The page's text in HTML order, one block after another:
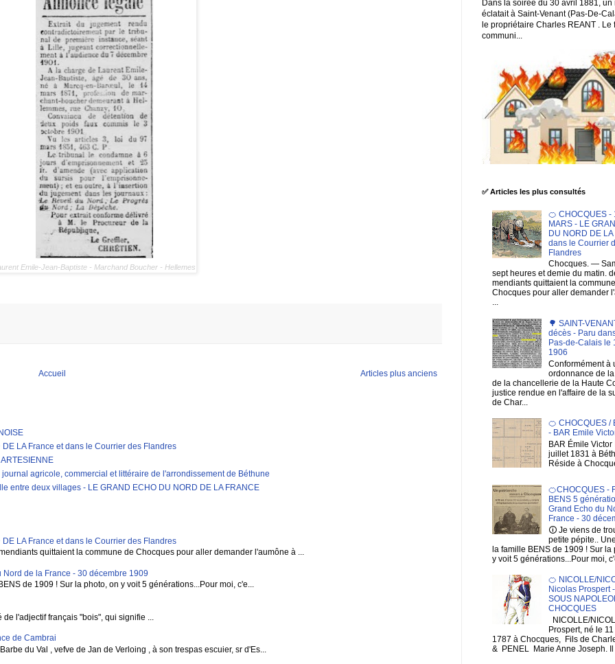
Emile-Jean-Baptiste - Marchand Boucher - Hellemes
Articles plus anciens
Accueil
LA France et dans le Courrier des Flandres
agricole, commercial et littéraire de l'arrondissement de Béthune
entre deux villages - LE GRAND ECHO DU NORD DE LA FRANCE
LA France et dans le Courrier des Flandres
quittaient la commune de Chocques pour aller demander l'aumône à ...
de la France - 30 décembre 1909
de 1909 ! Sur la photo, on y voit 5 générations...Pour moi, c'e...
l'adjectif français "bois", qui signifie ...
de Cambrai
du Val , vefve de Jan de Verloing , à son trespas escuier, sr d'Es...
Dans la soirée du 30 avril 1881,
éclatait à Saint-Venant (Pas-De-
le propriétaire Charles REANT . Le
communi...
✅ Articles les plus consultés
🍊 CHOCQUES -
MARS - LE
DU NORD DE
dans le Courrier
Flandres
Chocques. —
sept heures et demie du matin.
mendiants quittaient la
Chocques pour aller demander
...
🌳 SAINT-
décès - Paru
Pas-de-Calais le
1906
Conformément à
ordonnance de
de la chancellerie de la Haute
justice rendue en l'affaire de la
de Char...
🍊 CHOCQUES /
- BAR Emile
BAR Émile Victor
juillet 1831 à
Réside à
🍊CHOCQUES -
BENS 5
Grand Echo du
France - 30
🛈 Je viens de
petite pépite..
la famille BENS de 1909 ! Sur la
y voit 5 générations...Pour moi,
🍊 NICOLLE/
Nicolas Prospert
SOUS
CHOCQUES
NICOLLE/
Prospert, né le
1787 à Chocques, Fils de
& PENEL Marie Anne Joseph. Il